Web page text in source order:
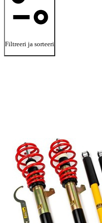
Filtreeri ja sorteeri